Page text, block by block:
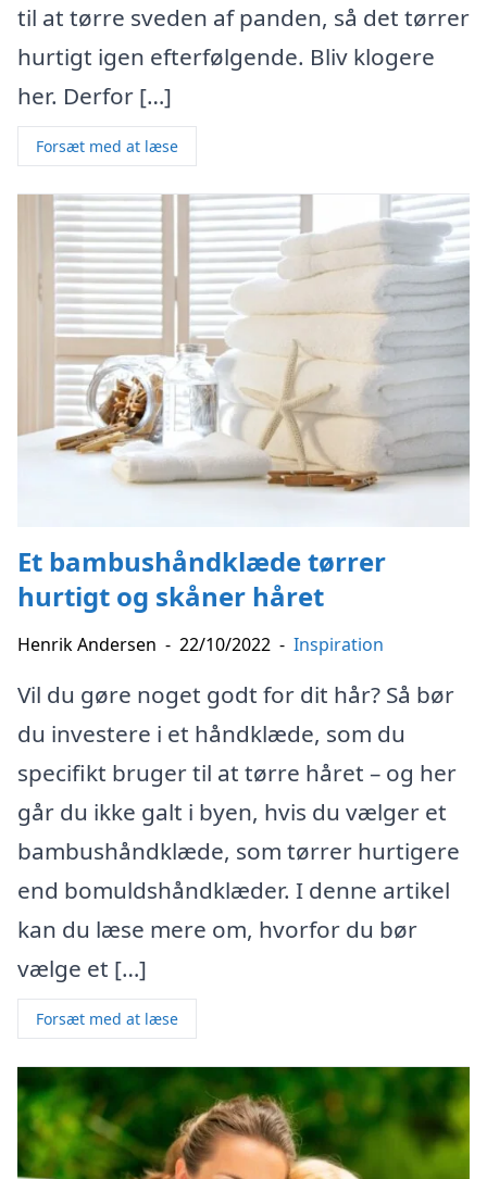
til at tørre sveden af panden, så det tørrer
hurtigt igen efterfølgende. Bliv klogere
her. Derfor […]
Forsæt med at læse
Et bambushåndklæde tørrer
hurtigt og skåner håret
Henrik Andersen - 22/10/2022 - Inspiration
Vil du gøre noget godt for dit hår? Så bør
du investere i et håndklæde, som du
specifikt bruger til at tørre håret – og her
går du ikke galt i byen, hvis du vælger et
bambushåndklæde, som tørrer hurtigere
end bomuldshåndklæder. I denne artikel
kan du læse mere om, hvorfor du bør
vælge et […]
Forsæt med at læse